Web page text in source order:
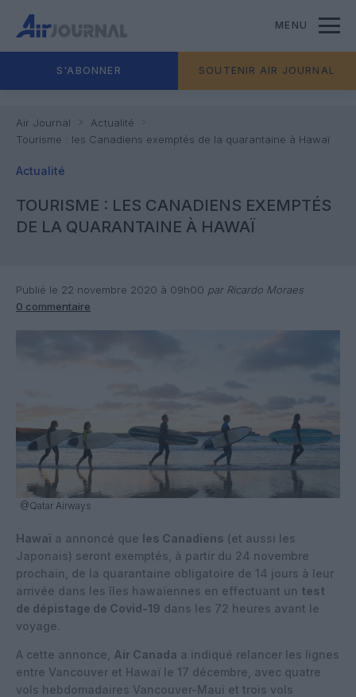
MENU
S'ABONNER SOUTENIR AIR JOURNAL
Air Journal
Actualité
Tourisme : les Canadiens exemptés de la quarantaine à Hawaï
Actualité
TOURISME : LES CANADIENS EXEMPTÉS
DE LA QUARANTAINE À HAWAÏ
Publié le 22 novembre 2020 à 09h00 par Ricardo Moraes
0 commentaire
@Qatar Airways
Hawaï a annoncé que les Canadiens (et aussi les
Japonais) seront exemptés, à partir du 24 novembre
prochain, de la quarantaine obligatoire de 14 jours à leur
arrivée dans les îles hawaïennes en effectuant un test
de dépistage de Covid-19 dans les 72 heures avant le
voyage.
A cette annonce, Air Canada a indiqué relancer les lignes
entre Vancouver et Hawaï le 17 décembre, avec quatre
vols hebdomadaires Vancouver-Maui et trois vols